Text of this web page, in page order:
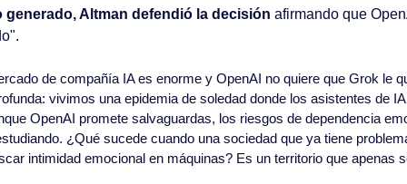
generado, Altman defendió la decisión afirmando que
de compañía IA es enorme y OpenAI no quiere que Grok le
vivimos una epidemia de soledad donde los asistentes de
OpenAI promete salvaguardas, los riesgos de dependencia
¿Qué sucede cuando una sociedad que ya tiene
intimidad emocional en máquinas? Es un territorio que apenas